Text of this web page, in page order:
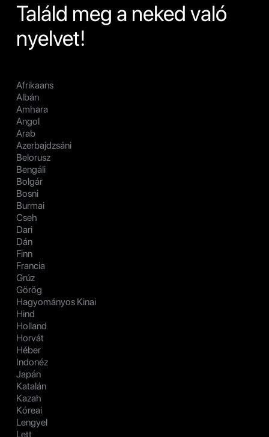
Találd meg a neked való
nyelvet!
Afrikaans
Albán
Amhara
Angol
Arab
Azerbajdzsáni
Belorusz
Bengáli
Bolgár
Bosni
Burmai
Cseh
Dari
Dán
Finn
Francia
Grúz
Görög
Hagyományos Kinai
Hind
Holland
Horvát
Héber
Indonéz
Japán
Katalán
Kazah
Kóreai
Lengyel
Lett